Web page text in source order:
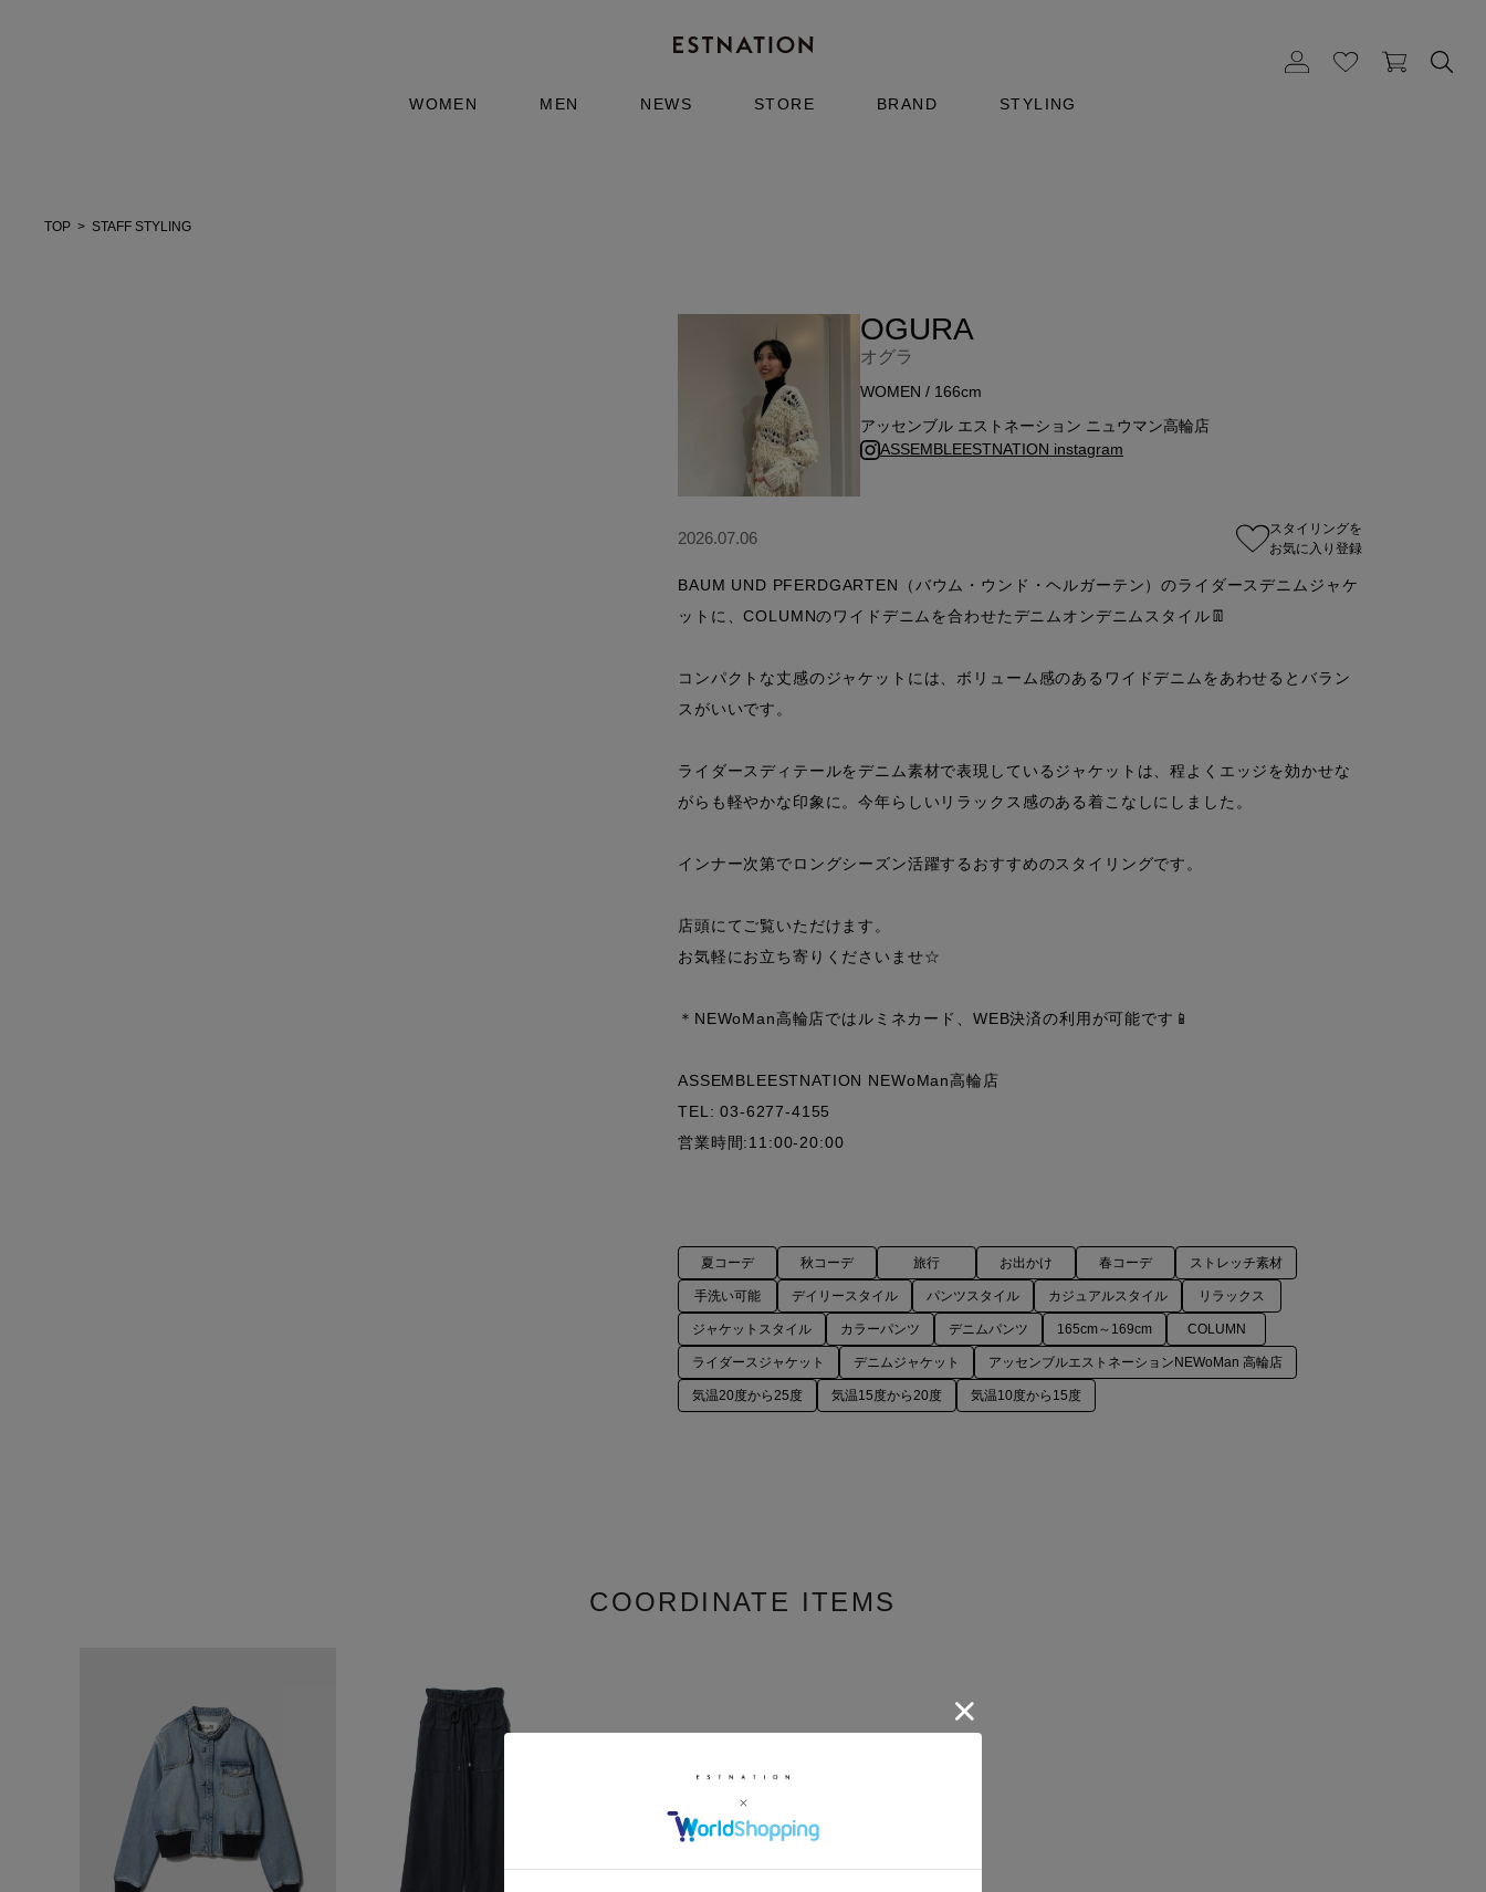
WOMEN MEN NEWS STORE BRAND STYLING
TOP STAFF STYLING
OGURA
オグラ
WOMEN / 166cm
アッセンブル エストネーション ニュウマン高輪店
ASSEMBLEESTNATION instagram
スタイリングを
お気に入り登録
2026.07.06
BAUM UND PFERDGARTEN（バウム・ウンド・ヘルガーテン）のライダースデニムジャケ
ットに、COLUMNのワイドデニムを合わせたデニムオンデニムスタイル👖
コンパクトな丈感のジャケットには、ボリューム感のあるワイドデニムをあわせるとバラン
スがいいです。
ライダースディテールをデニム素材で表現しているジャケットは、程よくエッジを効かせな
がらも軽やかな印象に。今年らしいリラックス感のある着こなしにしました。
インナー次第でロングシーズン活躍するおすすめのスタイリングです。
店頭にてご覧いただけます。
お気軽にお立ち寄りくださいませ☆
＊NEWoMan高輪店ではルミネカード、WEB決済の利用が可能です📱
ASSEMBLEESTNATION NEWoMan高輪店
TEL: 03-6277-4155
営業時間:11:00-20:00
夏コーデ 秋コーデ 旅行 お出かけ 春コーデ ストレッチ素材
手洗い可能 デイリースタイル パンツスタイル カジュアルスタイル リラックス
ジャケットスタイル カラーパンツ デニムパンツ 165cm～169cm COLUMN
ライダースジャケット デニムジャケット アッセンブルエストネーションNEWoMan 高輪店
気温20度から25度 気温15度から20度 気温10度から15度
COORDINATE ITEMS